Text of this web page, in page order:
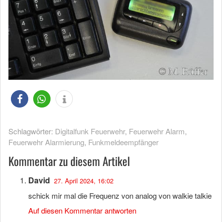
Schlagwörter: Digitalfunk Feuerwehr, Feuerwehr Alarm,
Feuerwehr Alarmierung, Funkmeldeempfänger
Kommentar zu diesem Artikel
David 27. April 2024, 16:02
schick mir mal die Frequenz von analog von walkie talkie
Auf diesen Kommentar antworten